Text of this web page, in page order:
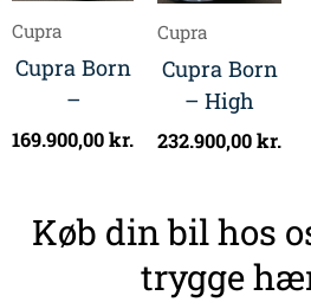
Cupra
Cupra Born
–
169.900,00kr.
Cupra
Cupra Born
– High
232.900,00kr.
Køb din bil hos
trygge